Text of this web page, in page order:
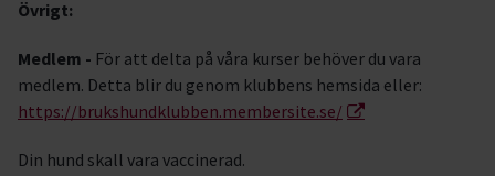
Övrigt:
Medlem - För att delta på våra kurser behöver du vara
medlem. Detta blir du genom klubbens hemsida eller:
https://brukshundklubben.membersite.se/
Din hund skall vara vaccinerad.